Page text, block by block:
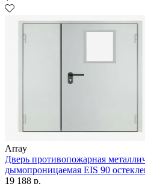
Array
Дверь противопожарная
дымопроницаемая EIS 90
19 188 р.